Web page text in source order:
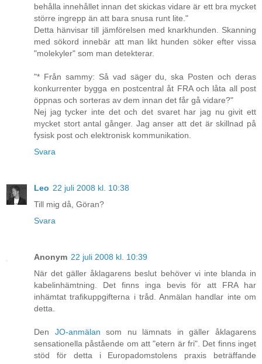
behålla innehållet innan det skickas vidare är ett bra mycket
större ingrepp än att bara snusa runt lite."
Detta hänvisar till jämförelsen med knarkhunden. Skanning
med sökord innebär att man likt hunden söker efter vissa
"molekyler" som man detekterar.
"* Från sammy: Så vad säger du, ska Posten och deras
konkurrenter bygga en postcentral åt FRA och låta all post
öppnas och sorteras av dem innan det får gå vidare?"
Nej jag tycker inte det och det svaret har jag nu givit ett
mycket stort antal gånger. Jag anser att det är skillnad på
fysisk post och elektronisk kommunikation.
Svara
Leo 22 juli 2008 kl. 10:38
Till mig då, Göran?
Svara
Anonym 22 juli 2008 kl. 10:39
När det gäller åklagarens beslut behöver vi inte blanda in
kabelinhämtning. Det finns inga bevis för att FRA har
inhämtat trafikuppgifterna i tråd. Anmälan handlar inte om
detta.
Den JO-anmälan som nu lämnats in gäller åklagarens
sensationella påstående om att "etern är fri". Det finns inget
stöd för detta i Europadomstolens praxis beträffande